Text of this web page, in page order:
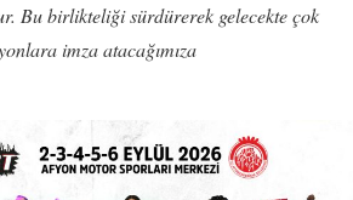
Bu birlikteliği sürdürerek gelecekte çok
imza atacağımıza